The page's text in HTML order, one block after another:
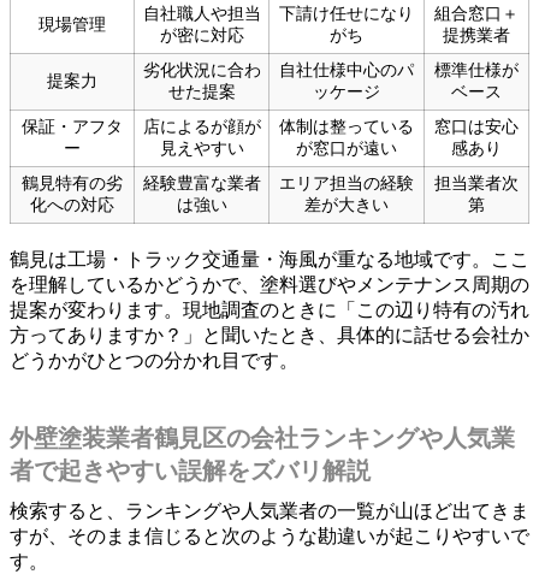
現場管理
自社職人や担当
が密に対応
下請け任せになり
がち
組合窓口＋
提携業者
提案力
劣化状況に合わ
せた提案
自社仕様中心のパ
ッケージ
標準仕様が
ベース
保証・アフタ
ー
店によるが顔が
見えやすい
体制は整っている
が窓口が遠い
窓口は安心
感あり
鶴見特有の劣
化への対応
経験豊富な業者
は強い
エリア担当の経験
差が大きい
担当業者次
第
鶴見は工場・トラック交通量・海風が重なる地域です。ここ
を理解しているかどうかで、塗料選びやメンテナンス周期の
提案が変わります。現地調査のときに「この辺り特有の汚れ
方ってありますか？」と聞いたとき、具体的に話せる会社か
どうかがひとつの分かれ目です。
外壁塗装業者鶴見区の会社ランキングや人気業
者で起きやすい誤解をズバリ解説
検索すると、ランキングや人気業者の一覧が山ほど出てきま
すが、そのまま信じると次のような勘違いが起こりやすいで
す。